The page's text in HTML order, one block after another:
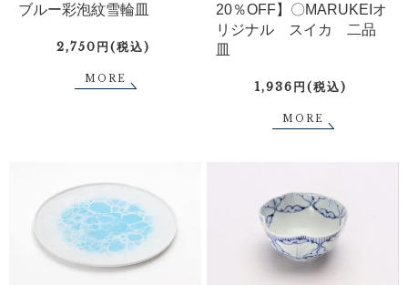
ブルー彩泡紋雪輪皿
2,750円(税込)
MORE
20％OFF】〇MARUKEIオ
リジナル スイカ 二品
皿
1,936円(税込)
MORE